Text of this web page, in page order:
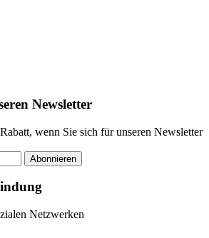
Newsletter
wenn Sie sich für unseren Newsletter
Abonnieren
Netzwerken